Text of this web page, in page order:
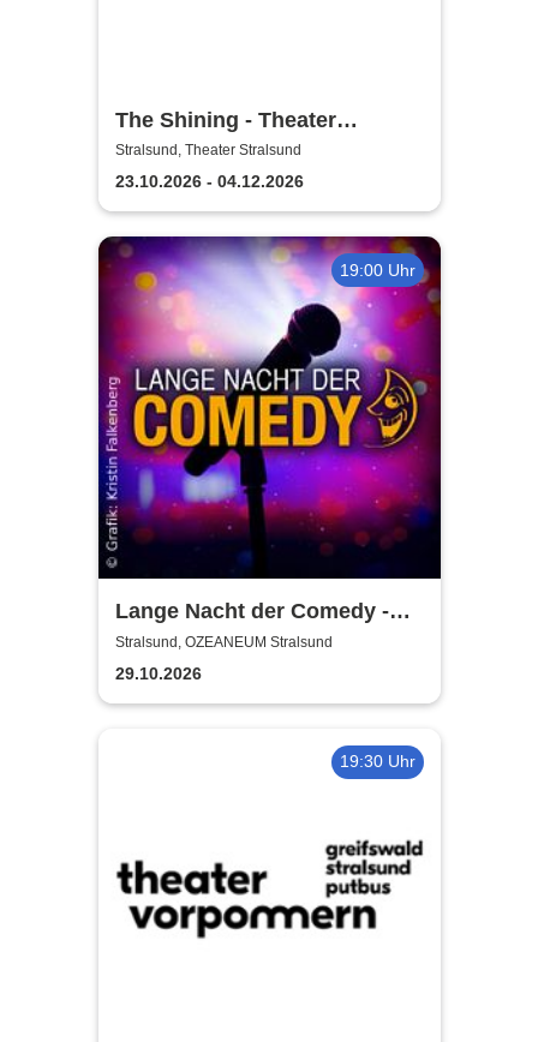
The Shining - Theater
Vorpommern
Stralsund, Theater Stralsund
23.10.2026 - 04.12.2026
19:00 Uhr
Lange Nacht der Comedy -
Die Stadt lacht
Stralsund, OZEANEUM Stralsund
29.10.2026
19:30 Uhr